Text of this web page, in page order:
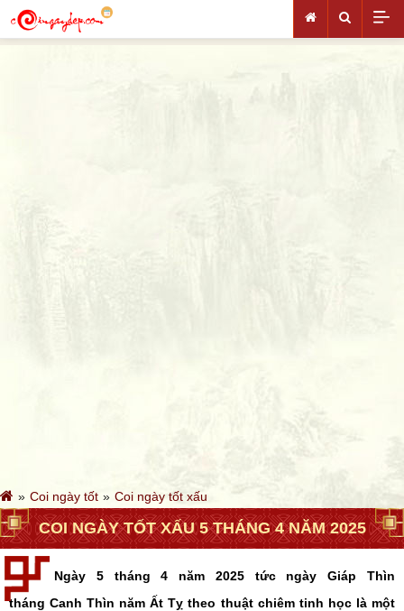
Coi ngày tốt Coi ngày tốt xấu
COI NGÀY TỐT XẤU 5 THÁNG 4 NĂM 2025
Ngày 5 tháng 4 năm 2025 tức ngày Giáp Thìn
tháng Canh Thìn năm Ất Tỵ theo thuật chiêm tinh học là một